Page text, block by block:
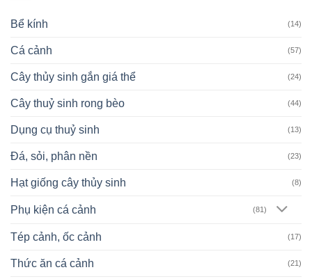
Bể kính (14)
Cá cảnh (57)
Cây thủy sinh gắn giá thể (24)
Cây thuỷ sinh rong bèo (44)
Dụng cụ thuỷ sinh (13)
Đá, sỏi, phân nền (23)
Hạt giống cây thủy sinh (8)
Phụ kiện cá cảnh (81)
Tép cảnh, ốc cảnh (17)
Thức ăn cá cảnh (21)